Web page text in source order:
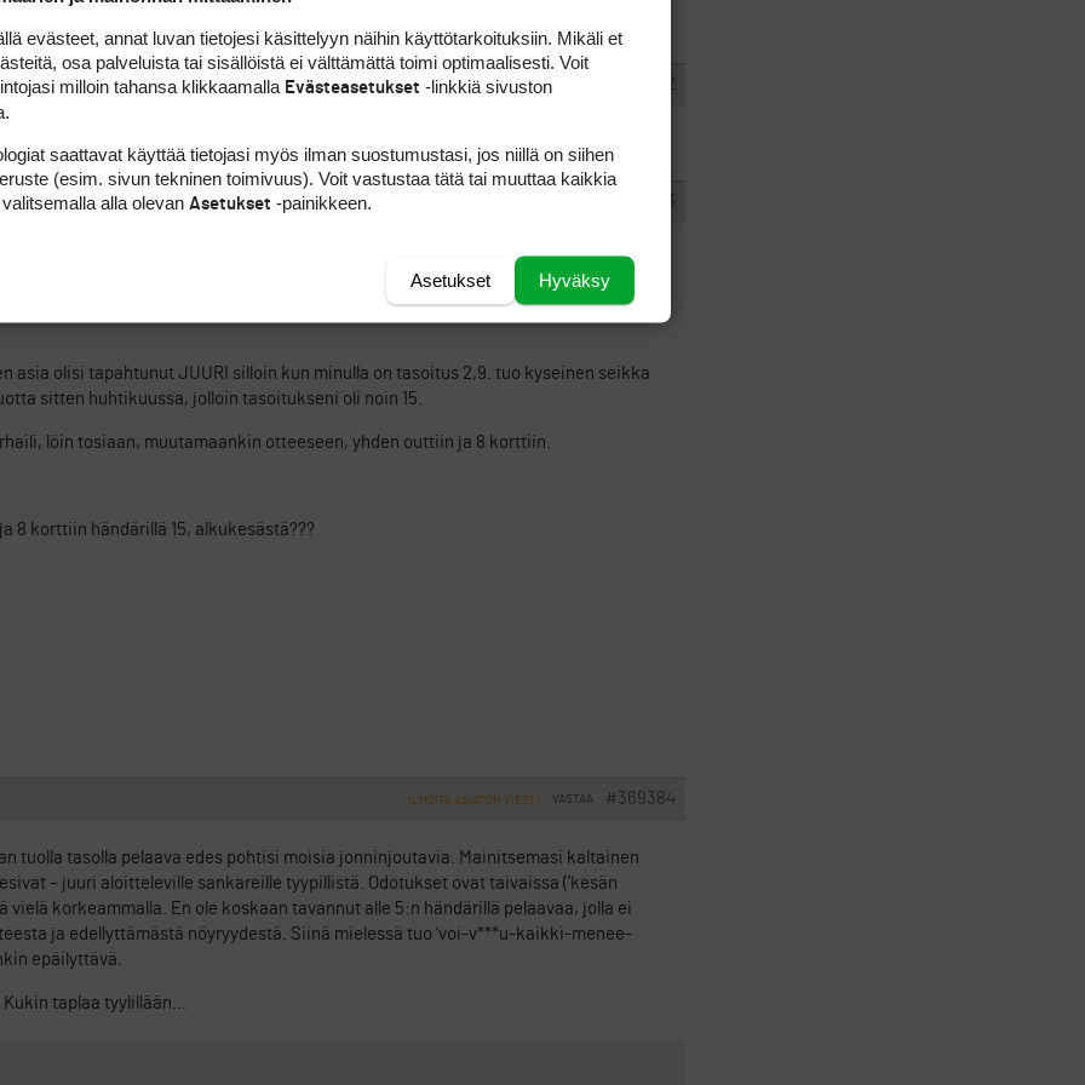
all over!
#369382
ILMOITA ASIATON VIESTI
saat varmasti ainakin 6
#369383
tuo (kaksi outtiin, 10 korttiin), se oli vain esimerkki. olen tietenkin lyönyt yhden
asia olisi tapahtunut JUURI silloin kun minulla on tasoitus 2,9. tuo kyseinen seikka
sitten huhtikuussa, jolloin tasoitukseni oli noin 15.
löin tosiaan, muutamaankin otteeseen, yhden outtiin ja 8 korttiin.
8 korttiin händärillä 15, alkukesästä???
#369384
VASTAA
ILMOITA ASIATON VIESTI
tuolla tasolla pelaava edes pohtisi moisia jonninjoutavia. Mainitsemasi kaltainen
– juuri aloitteleville sankareille tyypillistä. Odotukset ovat taivaissa (’kesän
korkeammalla. En ole koskaan tavannut alle 5:n händärillä pelaavaa, jolla ei
ja edellyttämästä nöyryydestä. Siinä mielessä tuo ’voi-v***u-kaikki-menee-
epäilyttävä.
Kukin taplaa tyylillään…
evästeet, annat luvan tietojesi käsittelyyn näihin käyttötarkoituksiin. Mikäli et
osa palveluista tai sisällöistä ei välttämättä toimi optimaalisesti. Voit
milloin tahansa klikkaamalla Evästeasetukset -linkkiä sivuston
saattavat käyttää tietojasi myös ilman suostumustasi, jos niillä on siihen
(esim. sivun tekninen toimivuus). Voit vastustaa tätä tai muuttaa kaikkia
alla olevan Asetukset -painikkeen.
Hyväksy
Asetukset